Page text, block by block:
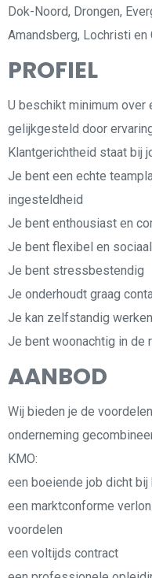
Dok-Noord, Drongen,
Amandsberg, Lochristi en
PROFIEL
U beschikt minimum over
gelijkgesteld door
Klantgerichtheid staat bij
Je bent een echte
ingesteldheid
Je bent enthousiast en
Je bent flexibel en
Je bent stressbestendig
Je onderhoudt graag
Je kan zelfstandig werken
Je bent woonachtig in de
AANBOD
Wij bieden je de
onderneming
KMO:
een boeiende job dicht bij
een marktconforme
voordelen
een voltijds contract